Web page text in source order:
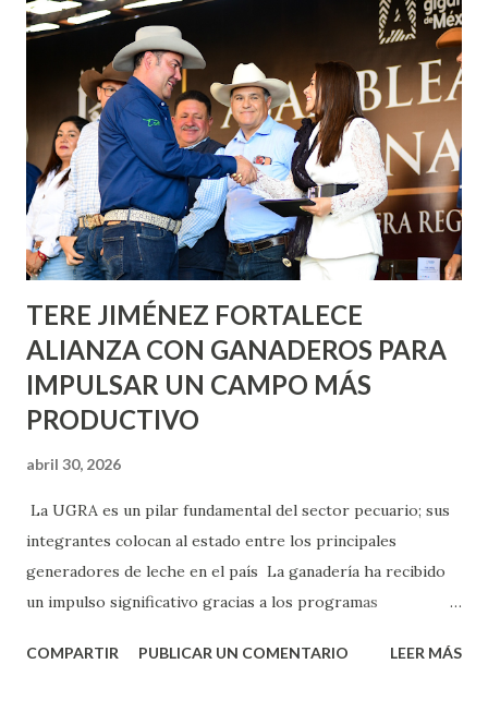
Corazón Urbano y el Municipio capital. Leo Montañez
informó que en este programa se usarán cerca de 90 mil
metros cuadrados de pintura, para dar inicio en la calle
Nieto, entre Jesús F. Elizondo y la calle 22 de Octubre, con
lo que se aplicará pintura en 66 casas. Posteriormente se
llevará este programa a Villas de Nuestra Señora de la
Asunción, Avenida Alameda y Decreto 27 de Septiembre, en
los edificios FOVISSSTE Ojo de Agua, en la comunidad
Norias de Paso Hondo y en los edificios de...
TERE JIMÉNEZ FORTALECE
ALIANZA CON GANADEROS PARA
IMPULSAR UN CAMPO MÁS
PRODUCTIVO
abril 30, 2026
La UGRA es un pilar fundamental del sector pecuario; sus
integrantes colocan al estado entre los principales
generadores de leche en el país La ganadería ha recibido
un impulso significativo gracias a los programas
muestra de su respaldo firme y decidido al campo, la
COMPARTIR PUBLICAR UN COMENTARIO LEER MÁS